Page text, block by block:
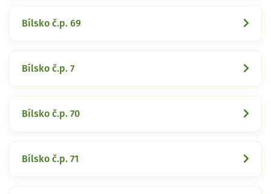
Bílsko č.p. 69
Bílsko č.p. 7
Bílsko č.p. 70
Bílsko č.p. 71